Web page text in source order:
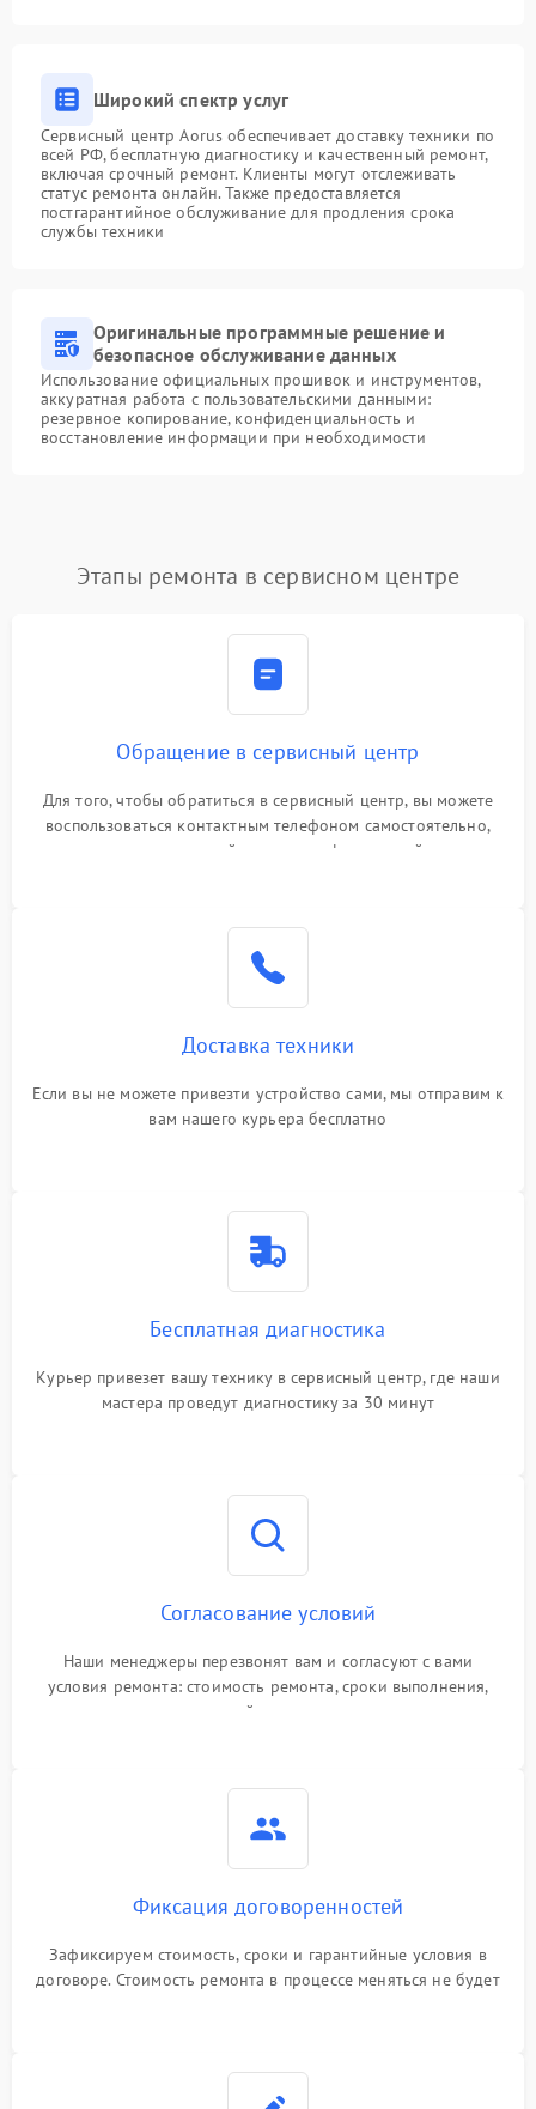
Широкий спектр услуг
Сервисный центр Aorus обеспечивает доставку техники по
всей РФ, бесплатную диагностику и качественный ремонт,
включая срочный ремонт. Клиенты могут отслеживать
статус ремонта онлайн. Также предоставляется
постгарантийное обслуживание для продления срока
службы техники
Оригинальные программные решение и
безопасное обслуживание данных
Использование официальных прошивок и инструментов,
аккуратная работа с пользовательскими данными:
резервное копирование, конфиденциальность и
восстановление информации при необходимости
Этапы ремонта в сервисном центре
Обращение в сервисный центр
Для того, чтобы обратиться в сервисный центр, вы можете
воспользоваться контактным телефоном самостоятельно,
или оставить свой номер телефона на сайте
Доставка техники
Если вы не можете привезти устройство сами, мы отправим к
вам нашего курьера бесплатно
Бесплатная диагностика
Курьер привезет вашу технику в сервисный центр, где наши
мастера проведут диагностику за 30 минут
Согласование условий
Наши менеджеры перезвонят вам и согласуют с вами
условия ремонта: стоимость ремонта, сроки выполнения,
гарантийные условия
Фиксация договоренностей
Зафиксируем стоимость, сроки и гарантийные условия в
договоре. Стоимость ремонта в процессе меняться не будет